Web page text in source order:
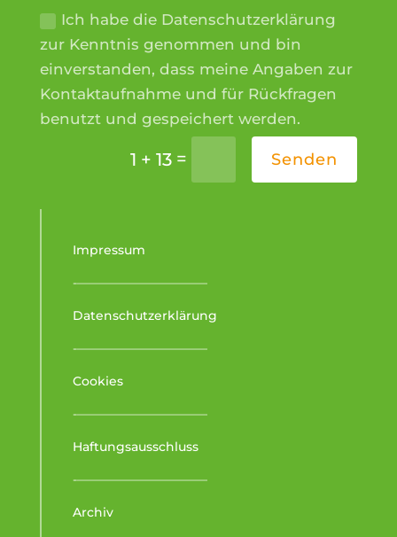
Ich habe die Datenschutzerklärung
zur Kenntnis genommen und bin
einverstanden, dass meine Angaben zur
Kontaktaufnahme und für Rückfragen
benutzt und gespeichert werden.
1 + 13 = Senden
Impressum
-–––––––––––––––––––––
Datenschutzerklärung
-–––––––––––––––––––––
Cookies
-–––––––––––––––––––––
Haftungsausschluss
-–––––––––––––––––––––
Archiv